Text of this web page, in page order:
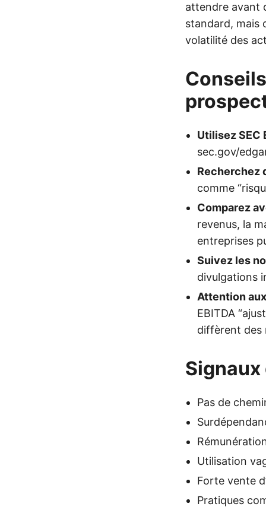
attendre avant
standard, mais
volatilité des
Utilisez SEC
sec.gov/
Recherchez
comme
Comparez
revenus, la
entreprises
Suivez les
divulgations
Attention
EBITDA
diffèrent des
Pas de
Utilisation
Forte vente
Pratiques